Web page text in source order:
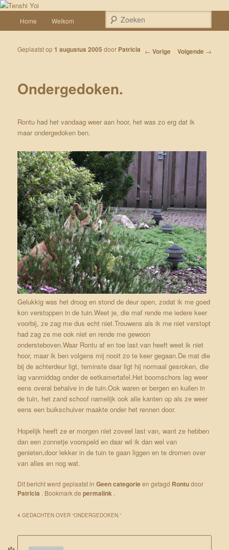
Spring naar de primaire inhoud
Tenshi Yoi
Een weblog over onze Shiba’s (Keiko, Rontu, Miyuki, Tatsu en Yumi)
Home Welkom
Bericht navigatie
← Vorige Volgende →
Ondergedoken.
Geplaatst op 1 augustus 2005 door Patricia
Rontu had het vandaag weer aan hoor, het was zo erg dat ik
maar ondergedoken ben.
Gelukkig was het droog en stond de deur open, zodat ik me goed
kon verstoppen in de tuin.Weet je, die maf rende me iedere keer
voorbij, ze zag me dus echt niet.Trouwens als ik me niet verstopt
had zag ze me ook niet en rende me gewoon
ondersteboven.Waar Rontu af en toe last van heeft weet ik niet
hoor, maar ik ben volgens mij nooit zo te keer gegaan.De mat die
bij de achterdeur ligt, teminste daar ligt hij normaal gesroken, die
lag vanmiddag onder de eetkamertafel.Het boomschors lag weer
eens overal behalve in de tuin.Ook waren er bergen en kuilen in
de tuin, het zand schoof namelijk ook alle kanten op als ze weer
eens een buikschuiver maakte onder het rennen door.
Hopelijk heeft ze er morgen niet zoveel last van, want ze hebben
dan een zonnetje voorspeld en daar wil ik dan wel van
genieten,door lekker in de tuin te gaan liggen en te dromen over
van alles en nog wat.
Dit bericht werd geplaatst inGeen categorieen getagd Rontudoor
Patricia . Bookmark depermalink .
4 GEDACHTEN OVER “ONDERGEDOKEN.”